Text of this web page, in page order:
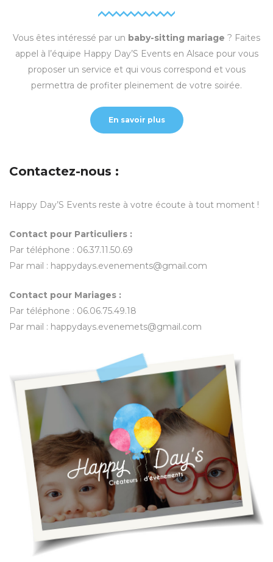
Vous êtes intéressé par un baby-sitting mariage ? Faites
appel à l’équipe Happy Day’S Events en Alsace pour vous
proposer un service et qui vous correspond et vous
permettra de profiter pleinement de votre soirée.
En savoir plus
Contactez-nous :
Happy Day’S Events reste à votre écoute à tout moment !
Contact pour Particuliers :
Par téléphone : 06.37.11.50.69
Par mail : happydays.evenements@gmail.com
Contact pour Mariages :
Par téléphone : 06.06.75.49.18
Par mail : happydays.evenemets@gmail.com